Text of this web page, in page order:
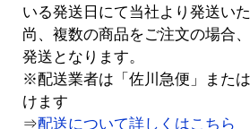
いる発送日にて当社より発送い
尚、複数の商品をご注文の場合
発送となります。
※配送業者は「佐川急便」また
けます
⇒配送について詳しくはこちら